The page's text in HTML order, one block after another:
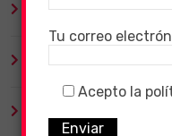
TV y Series
Videojuegos
Tu correo
Acepto la